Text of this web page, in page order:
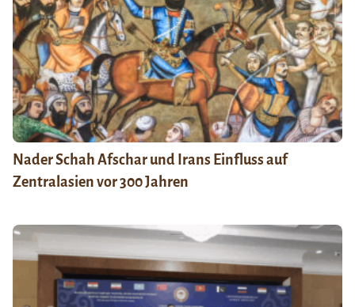
Nader Schah Afschar und Irans Einfluss auf
Zentralasien vor 300 Jahren